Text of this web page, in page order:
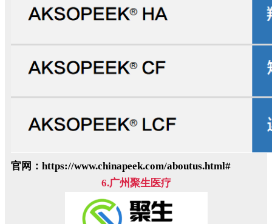
官网：https://www.chinapeek.com/aboutus.html#
6.广州聚生医疗